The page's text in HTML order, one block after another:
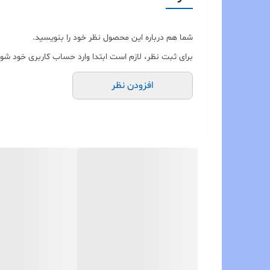
شما هم درباره این محصول نظر خود را بنویسید.
برای ثبت نظر، لازم است ابتدا وارد حساب کاربری خود
افزودن نظر